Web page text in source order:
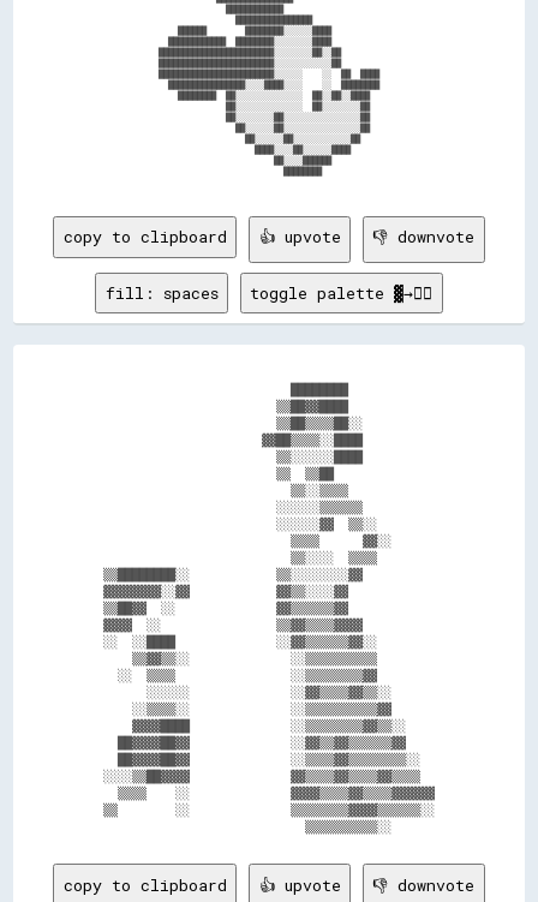
copy to clipboard 👍 upvote 👎 downvote
fill: spaces toggle palette ▓→✊🏽
                          ▒▒██▓▓████
                          ▒▒██▒▒▒▒██░░
                        ▓▓██▒▒▒▒░░████
                          ▒▒░░░░░░████
                          ▒▒  ▒▒██
                            ▒▒░░▒▒▒▒
                          ░░░░░░▒▒▒▒▒▒
                          ░░░░░░▓▓  ▒▒░░
                            ▒▒▒▒      ▓▓░░
                            ▒▒░░░░  ▒▒▒▒
  ▒▒████████░░            ▒▒░░░░░░░░▓▓
  ▓▓▓▓▓▓▓▓░░▓▓            ▓▓▒▒░░░░▓▓
  ▒▒██▓▓  ░░              ▓▓▒▒▒▒▒▒▓▓
  ▓▓▓▓  ░░                ▒▒▓▓▒▒▒▒▓▓▓▓
  ░░  ░░████              ░░▓▓▒▒▒▒▒▒▓▓░░
      ▒▒▓▓▒▒░░              ░░▒▒▒▒▒▒▒▒▒▒
    ░░  ▒▒▒▒                ░░▒▒▒▒▒▒▒▒▓▓
        ░░░░░░              ░░▓▓▒▒▒▒▓▓▒▒░░
      ░░▒▒▒▒░░              ░░▒▒▒▒▒▒▒▒▒▒▓▓
      ▓▓▓▓████              ░░▒▒▒▒▒▒▒▒▓▓▒▒░░
    ██▓▓▓▓██▓▓              ░░▓▓▒▒▓▓▒▒▒▒▒▒▓▓
    ██▓▓▓▓██▓▓              ░░▒▒▒▒▓▓▒▒▒▒▒▒▒▒░░
  ░░░░▒▒██▓▓▓▓              ▓▓▒▒▒▒▓▓▒▒▒▒▓▓▒▒▒▒
    ▒▒▒▒    ░░              ▓▓▓▓▒▒▒▒▓▓▒▒▒▒▓▓▓▓▓▓
  ▒▒        ░░              ▒▒▒▒▒▒▒▒▓▓▓▓▒▒▒▒▒▒░░
copy to clipboard 👍 upvote 👎 downvote